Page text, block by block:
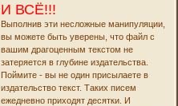
И ВСЁ!!!
Выполнив эти несложные манипуляции,
вы можете быть уверены, что файл с
вашим драгоценным текстом не
затеряется в глубине издательства.
Поймите - вы не один присылаете в
издательство текст. Таких писем
ежедневно приходят десятки. И